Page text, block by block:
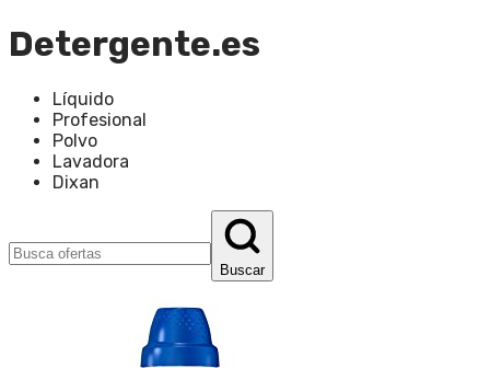
Detergente.es
Líquido
Profesional
Polvo
Lavadora
Dixan
Buscar